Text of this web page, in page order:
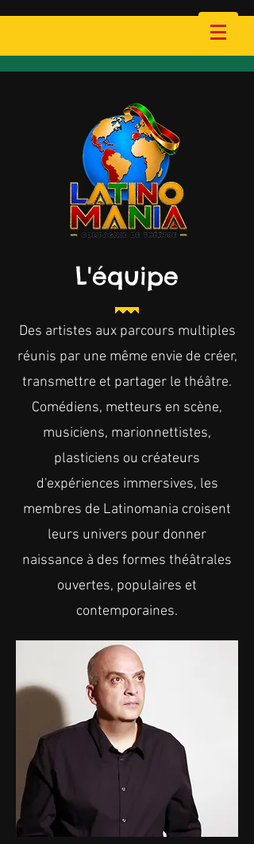
L'équipe
Des artistes aux parcours multiples
réunis par une même envie de créer,
transmettre et partager le théâtre.
Comédiens, metteurs en scène,
musiciens, marionnettistes,
plasticiens ou créateurs
d'expériences immersives, les
membres de Latinomania croisent
leurs univers pour donner
naissance à des formes théâtrales
ouvertes, populaires et
contemporaines.